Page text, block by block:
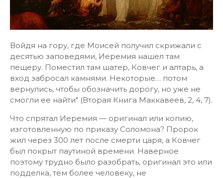
Войдя на гору, где Моисей получил скрижали с
десятью заповедями, Иеремия нашел там
пещеру. Поместил там шатер, Ковчег и алтарь, а
вход забросал камнями. Некоторые… потом
вернулись, чтобы обозначить дорогу, но уже не
смогли ее найти" (Вторая Книга Маккавеев, 2, 4, 7).
Что спрятал Иеремия — оригинал или копию,
изготовленную по приказу Соломона? Пророк
жил через 300 лет после смерти царя, а Ковчег
был покрыт паутиной времени. Наверное
поэтому трудно было разобрать, оригинал это или
подделка, тем более человеку, не